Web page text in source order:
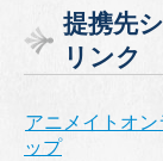
リ
ー
提携先
リンク
アニメイトオン
ップ